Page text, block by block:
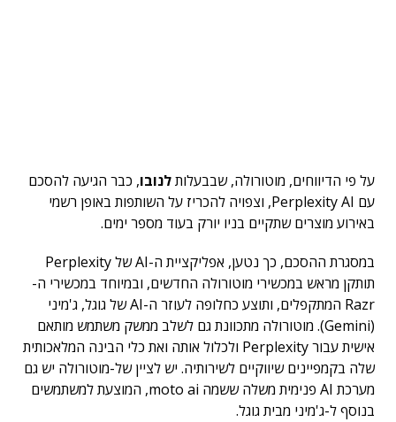
על פי הדיווחים, מוטורולה, שבבעלותלנובו, כבר הגיעה להסכם
עם Perplexity AI, וצפויה להכריז על השותפות באופן רשמי
באירוע מוצרים שתקיים בניו יורק בעוד מספר ימים.
במסגרת ההסכם, כך נטען, אפליקציית ה-AI של Perplexity
תותקן מראש במכשירי מוטורולה החדשים, ובמיוחד במכשירי ה-
Razr המתקפלים, ותוצע כחלופה לעוזר ה-AI של גוגל, ג'מיני
(Gemini). מוטורולה מתכוונת גם לשלב ממשק משתמש מותאם
אישית עבור Perplexity ולכלול אותה ואת כלי הבינה המלאכותית
שלה בקמפיינים שיווקיים לשירותיה. יש לציין של-מוטורולה יש גם
מערכת AI פנימית משלה ששמה moto ai, המוצעת למשתמשים
בנוסף ל-ג'מיני מבית גוגל.